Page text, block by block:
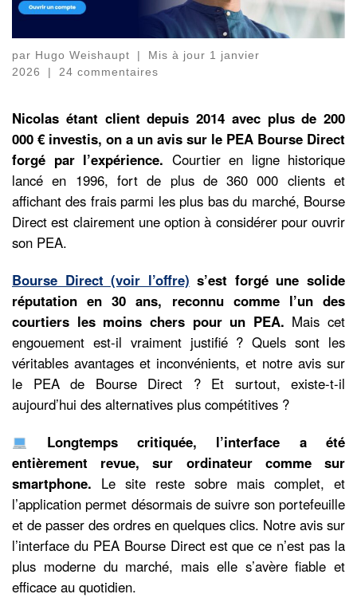
par Hugo Weishaupt | Mis à jour 1 janvier
2026
| 24 commentaires
Nicolas étant client depuis 2014 avec plus de 200
000 € investis, on a un avis sur le PEA Bourse Direct
forgé par l’expérience. Courtier en ligne historique
lancé en 1996, fort de plus de 360 000 clients et
affichant des frais parmi les plus bas du marché, Bourse
Direct est clairement une option à considérer pour ouvrir
son PEA.
Bourse Direct (voir l’offre) s’est forgé une solide
réputation en 30 ans, reconnu comme l’un des
courtiers les moins chers pour un PEA. Mais cet
engouement est-il vraiment justifié ? Quels sont les
véritables avantages et inconvénients, et notre avis sur
le PEA de Bourse Direct ? Et surtout, existe-t-il
aujourd’hui des alternatives plus compétitives ?
Longtemps critiquée, l’interface a été
entièrement revue, sur ordinateur comme sur
smartphone. Le site reste sobre mais complet, et
l’application permet désormais de suivre son portefeuille
et de passer des ordres en quelques clics. Notre avis sur
l’interface du PEA Bourse Direct est que ce n’est pas la
plus moderne du marché, mais elle s’avère fiable et
efficace au quotidien.